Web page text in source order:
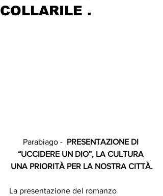
COLLARILE .
Parabiago - PRESENTAZIONE DI
“UCCIDERE UN DIO”, LA CULTURA
UNA PRIORITÀ PER LA NOSTRA CITTÀ.
La presentazione del romanzo